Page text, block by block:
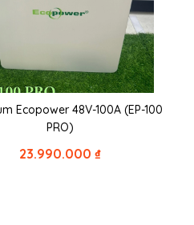
Ecopower 48V-100A (EP-100
PRO)
23.990.000 ₫